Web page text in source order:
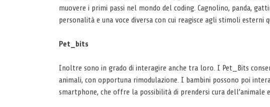
muovere i primi passi nel mondo del coding. Cagnolino, panda,
personalità e una voce diversa con cui reagisce agli stimoli esterni
Pet_bits
Inoltre sono in grado di interagire anche tra loro. I Pet_Bits
animali, con opportuna rimodulazione. I bambini possono poi
smartphone, che offre la possibilità di prendersi cura dell’animale